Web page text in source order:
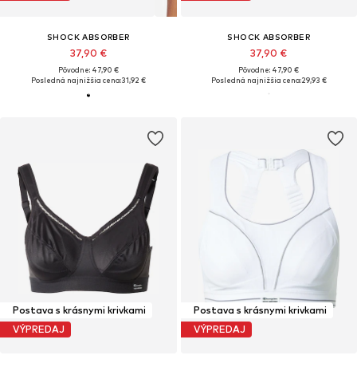
SHOCK ABSORBER
37,90 €
Pôvodne: 47,90 €
Posledná najnižšia cena:31,92 €
SHOCK ABSORBER
37,90 €
Pôvodne: 47,90 €
Posledná najnižšia cena:29,93 €
Postava s krásnymi krivkami
VÝPREDAJ
Postava s krásnymi krivkami
VÝPREDAJ